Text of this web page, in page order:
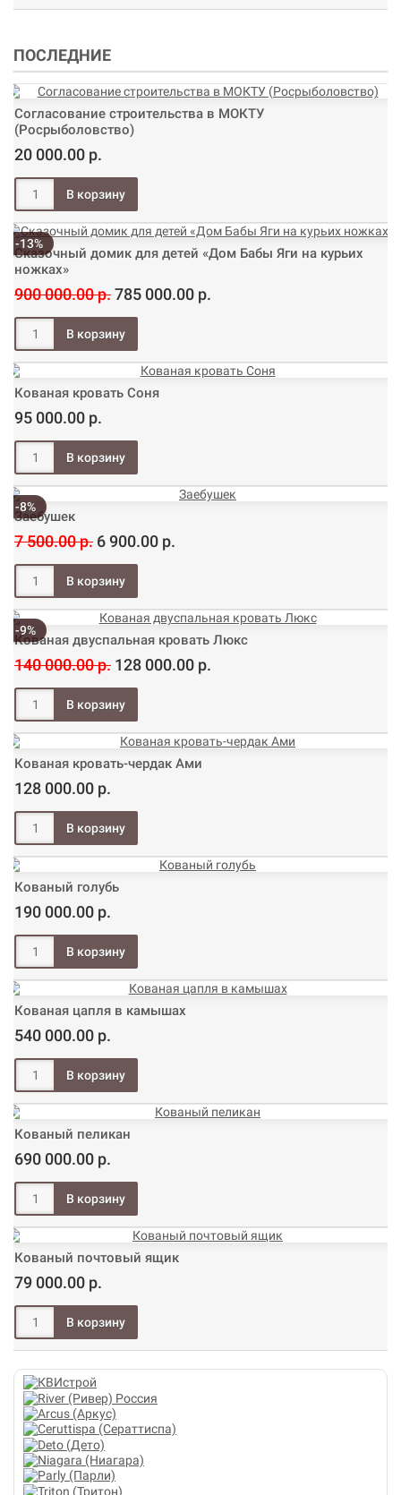
ПОСЛЕДНИЕ
Согласование строительства в МОКТУ
(Росрыболовство)
20 000.00 р.
-13%
Сказочный домик для детей «Дом Бабы Яги на курьих
ножках»
900 000.00 р.785 000.00 р.
Кованая кровать Соня
95 000.00 р.
-8%
Заебушек
7 500.00 р. 6 900.00 р.
-9%
Кованая двуспальная кровать Люкс
140 000.00 р. 128 000.00 р.
Кованая кровать-чердак Ами
128 000.00 р.
Кованый голубь
190 000.00 р.
Кованая цапля в камышах
540 000.00 р.
Кованый пеликан
690 000.00 р.
Кованый почтовый ящик
79 000.00 р.